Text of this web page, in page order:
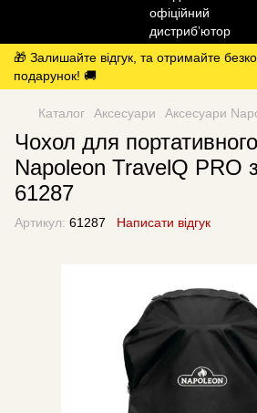
🎁 Залишайте відгук, та отримайте
подарунок! 🚚
Каталог Аксесуари Аксесуари
Чохол для
Napoleon TravelQ PRO
61287
Артикул: 61287 Написати відгук